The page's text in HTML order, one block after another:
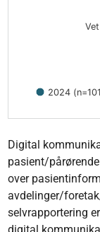
2024
Digital
pasient/
over
avdelinger/
selvrapportering